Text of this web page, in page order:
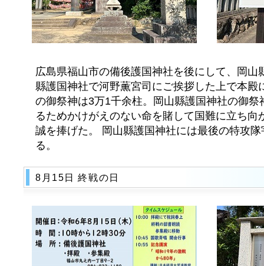
広島県福山市の備後護国神社を後にして、岡山
縣護国神社で河野薫宮司にご挨拶した上で本殿
の御祭神は3万1千余柱。岡山縣護国神社の御
るためかけがえのない命を賭して国難に立ち向
誠を捧げた。 岡山縣護国神社には最後の特攻
る。
8月15日 終戦の日